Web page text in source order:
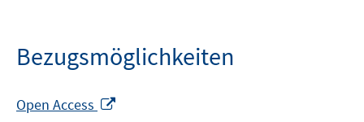
Bezugsmöglichkeiten
Open Access